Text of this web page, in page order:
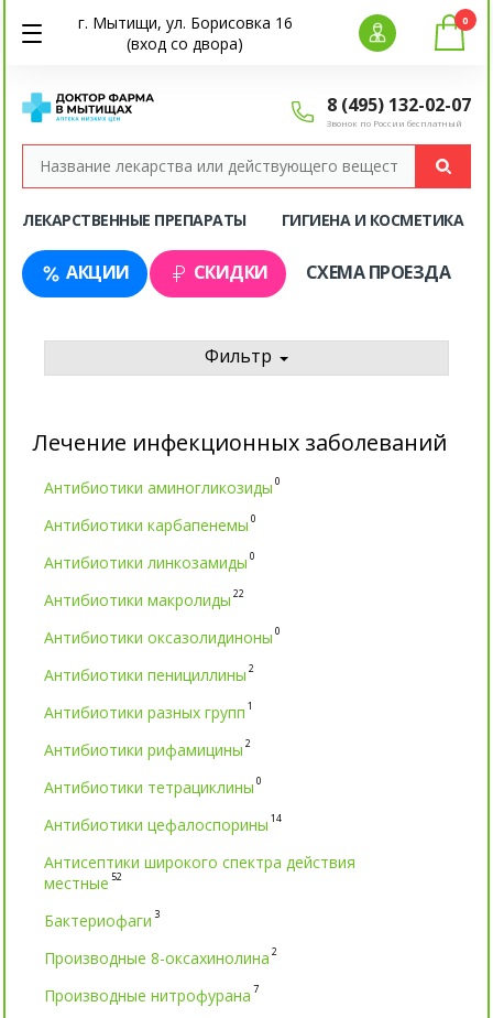
г. Мытищи, ул. Борисовка 16
(вход со двора)
8 (495) 132-02-07
Звонок по России бесплатный
0
ЛЕКАРСТВЕННЫЕ ПРЕПАРАТЫ ГИГИЕНА И КОСМЕТИКА
АКЦИИ СКИДКИ СХЕМА ПРОЕЗДА
Фильтр
Лечение инфекционных заболеваний
Антибиотики аминогликозиды 0
Антибиотики карбапенемы 0
Антибиотики линкозамиды 0
Антибиотики макролиды 22
Антибиотики оксазолидиноны 0
Антибиотики пенициллины 2
Антибиотики разных групп 1
Антибиотики рифамицины 2
Антибиотики тетрациклины 0
Антибиотики цефалоспорины 14
Антисептики широкого спектра действия
местные 52
Бактериофаги 3
Производные 8-оксахинолина 2
Производные нитрофурана 7